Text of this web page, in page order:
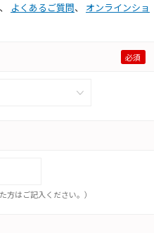
よくあるご質問、 オンラインショ
方はご記入ください。）